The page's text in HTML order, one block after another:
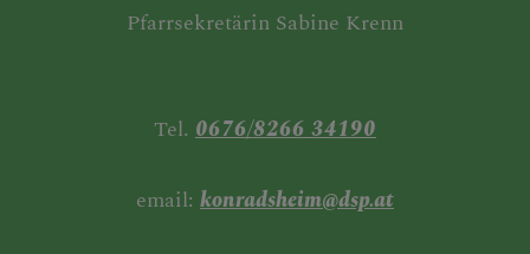
Pfarrsekretärin Sabine Krenn
Tel. 0676/8266 34190
email: konradsheim@dsp.at